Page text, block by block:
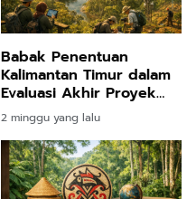
Babak Penentuan
Kalimantan Timur dalam
Evaluasi Akhir Proyek
Karbon Bank Dunia Demi
Pembangunan
Berkelanjutan
2 minggu yang lalu